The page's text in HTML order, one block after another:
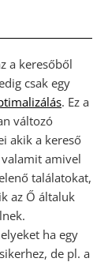
a keresőből
csak egy
. Ez a
változó
akik a kereső
amivel
találatokat,
az Ő általuk
ha egy
de pl. a